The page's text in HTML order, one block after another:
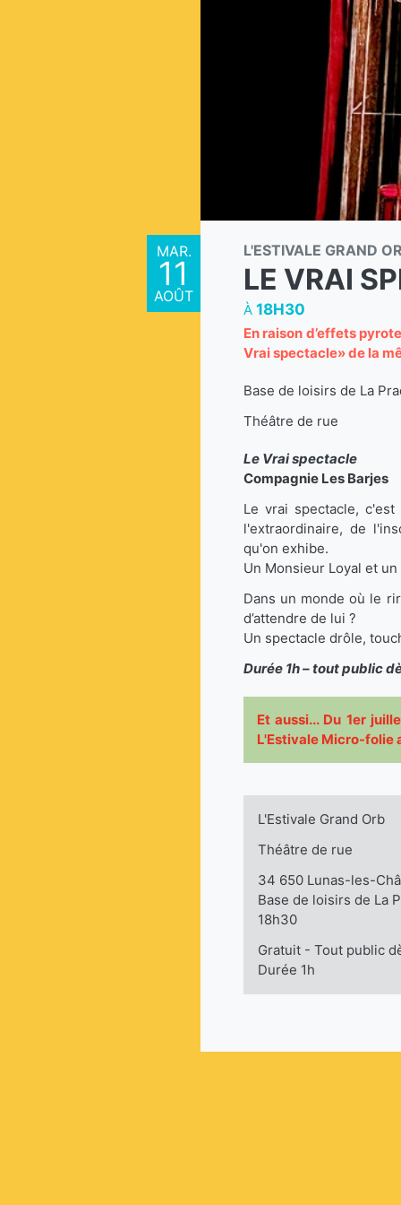
MAR.
11
AOÛT
L'ESTIVALE GRAND
LE VRAI
À 18H30
En raison d’effets
Vrai spectacle» de la
Base de loisirs de La
Théâtre de rue
Le Vrai spectacle
Compagnie Les Barjes
Le vrai spectacle,
l'extraordinaire, de
qu'on exhibe.
Un Monsieur Loyal et
Dans un monde où le
d’attendre de lui ?
Un spectacle drôle,
Durée 1h – tout public
Et aussi... Du 1er
L'Estivale Micro-folie
L'Estivale Grand Orb
Théâtre de rue
34 650 Lunas-les-
Base de loisirs de La
18h30
Gratuit - Tout public
Durée 1h